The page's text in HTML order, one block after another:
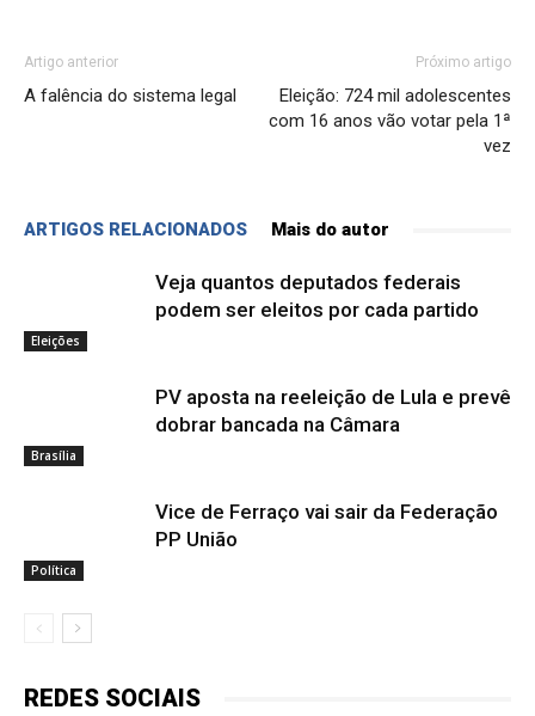
Artigo anterior
A falência do sistema legal
Próximo artigo
Eleição: 724 mil adolescentes
com 16 anos vão votar pela 1ª
vez
ARTIGOS RELACIONADOS Mais do autor
Eleições
Veja quantos deputados federais
podem ser eleitos por cada partido
Brasília
PV aposta na reeleição de Lula e prevê
dobrar bancada na Câmara
Política
Vice de Ferraço vai sair da Federação
PP União
REDES SOCIAIS